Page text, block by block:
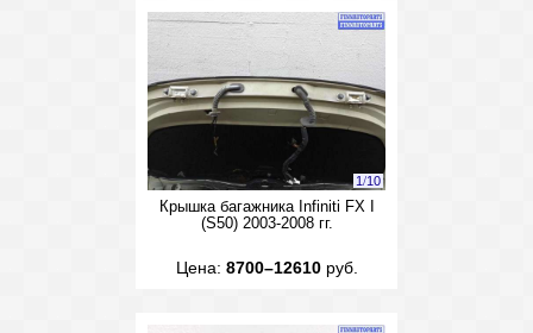
1/10
Крышка багажника Infiniti FX I
(S50) 2003-2008 гг.
Цена: 8700–12610руб.